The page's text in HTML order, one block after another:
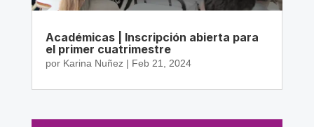
Académicas | Inscripción abierta para
el primer cuatrimestre
por Karina Nuñez| Feb 21, 2024